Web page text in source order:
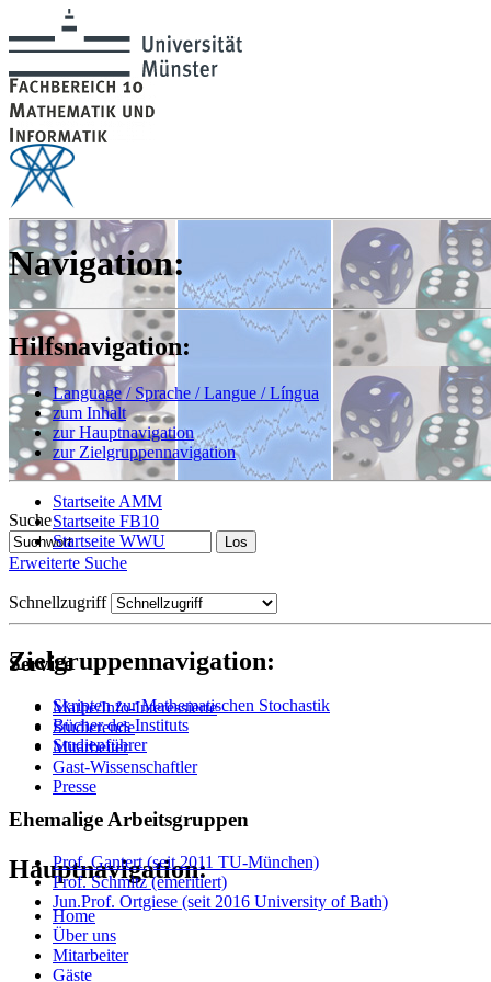
Navigation:
Hilfsnavigation:
Language/ Sprache /Langue /Língua
zum Inhalt
zur Hauptnavigation
zur Zielgruppennavigation
Suche
Erweiterte Suche
Schnellzugriff
Zielgruppennavigation:
Mathe/Info-Interessierte
Studierende
Mitarbeiter
Gast-Wissenschaftler
Presse
Hauptnavigation:
Home
Über uns
Mitarbeiter
Gäste
Ehemalige Arbeitsgruppen
Prof. Gantert (seit 2011 TU-München)
Prof. Schmitz (emeritiert)
Jun.Prof. Ortgiese (seit 2016 University of Bath)
Service
Skripten zur Mathematischen Stochastik
Bücher des Instituts
Studienführer
Startseite AMM
Startseite FB10
Startseite WWU